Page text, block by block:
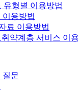
유형별 이용방법
이용방법
료 이용방법
취약계층 서비스 이
질문